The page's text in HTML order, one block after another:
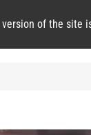
version of the site